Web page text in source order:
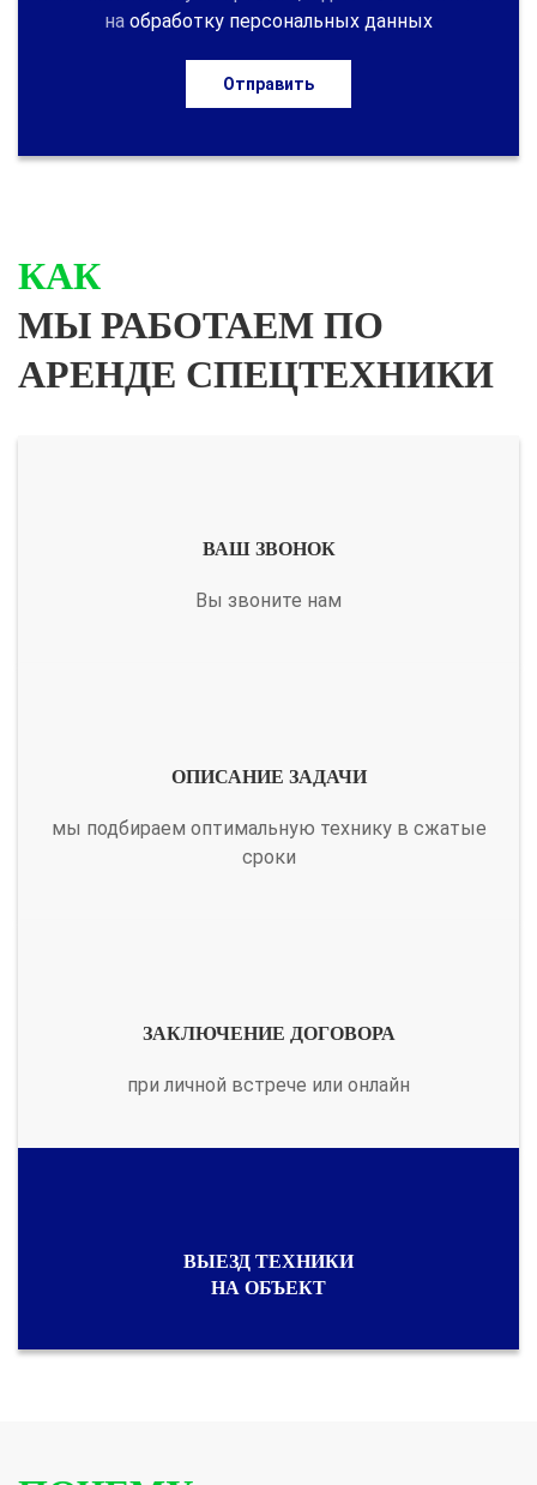
на обработку персональных данных
Отправить
КАК
МЫ РАБОТАЕМ ПО
АРЕНДЕ СПЕЦТЕХНИКИ
ВАШ ЗВОНОК
Вы звоните нам
ОПИСАНИЕ ЗАДАЧИ
мы подбираем оптимальную технику в сжатые
сроки
ЗАКЛЮЧЕНИЕ ДОГОВОРА
при личной встрече или онлайн
ВЫЕЗД ТЕХНИКИ
НА ОБЪЕКТ